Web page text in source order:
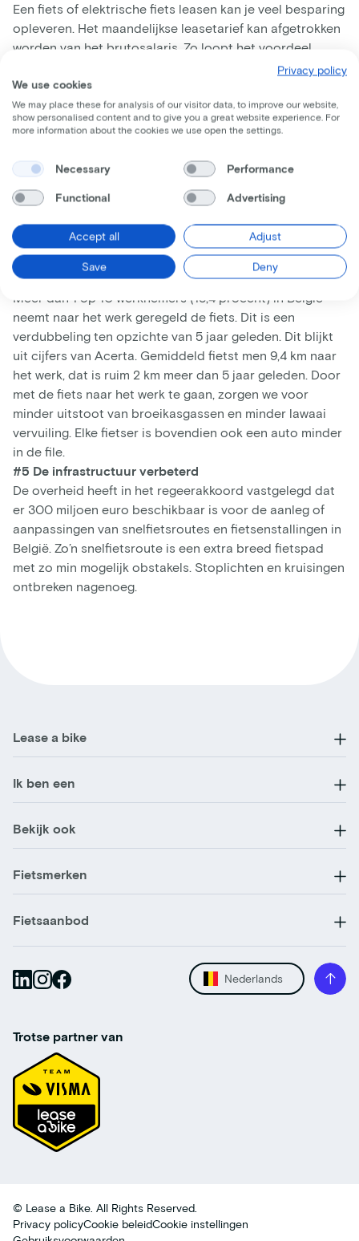
Een fiets of elektrische fiets leasen kan je veel besparing
opleveren. Het maandelijkse leasetarief kan afgetrokken
worden van het brutosalaris. Zo loopt het voordeel
tegenover de nieuwprijs op tot wel 40 procent, zelfs als
je werkgever niets bijdraagt. En hoe meer jij fietst, hoe
meer fietsvergoeding je ontvangt.
#3 Trap je gezond
noodzakelijk om fit en gezond te blijven, maar de tijd
daarvoor ontbreekt vaak. Als je elke dag heen en weer
naar kantoor fietst, heb je je dagelijkse beweeg minuten
waarschijnlijk al te pakken. Je komt vol energie aan op
kantoor, maak je hoofd leeg op weg naar huis en je hoeft
in de avond niet meer naar de sportschool.
#4 Wees goed voor het milieu
Meer dan 1 op 10 werknemers (13,4 procent) in België
neemt naar het werk geregeld de fiets. Dit is een
verdubbeling ten opzichte van 5 jaar geleden. Dit blijkt
uit cijfers van Acerta. Gemiddeld fietst men 9,4 km naar
het werk, dat is ruim 2 km meer dan 5 jaar geleden. Door
met de fiets naar het werk te gaan, zorgen we voor
minder uitstoot van broeikasgassen en minder lawaai
vervuiling. Elke fietser is bovendien ook een auto minder
in de file.
#5 De infrastructuur verbeterd
De overheid heeft in het regeerakkoord vastgelegd dat
er 300 miljoen euro beschikbaar is voor de aanleg of
aanpassingen van snelfietsroutes en fietsenstallingen in
België. Zo’n snelfietsroute is een extra breed fietspad
met zo min mogelijk obstakels. Stoplichten en kruisingen
ontbreken nagenoeg.
Lease a bike
Ik ben een
Bekijk ook
Fietsmerken
Fietsaanbod
Nederlands
Trotse partner van
© Lease a Bike. All Rights Reserved.
Privacy policyCookie beleidCookie instellingen
Privacy policy
We use cookies
We may place these for analysis of our visitor data, to improve our website,
show personalised content and to give you a great website experience. For
more information about the cookies we use open the settings.
Necessary Performance
Functional Advertising
Accept all Adjust
Save Deny